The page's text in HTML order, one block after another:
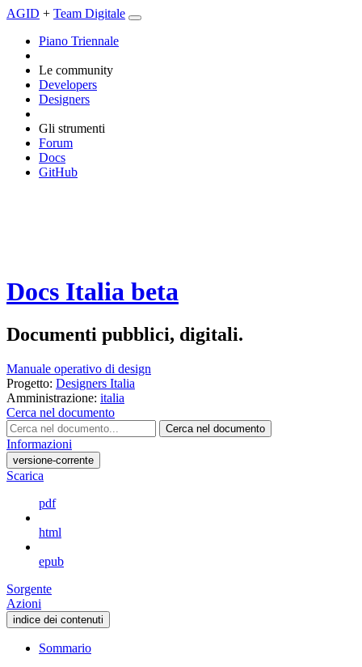
AGID + Team Digitale
Piano Triennale
Le community
Developers
Designers
Gli strumenti
Forum
Docs
GitHub
Docs Italia beta
Documenti pubblici, digitali.
Manuale operativo di design
Progetto: Designers Italia
Amministrazione: italia
Cerca nel documento
Cerca nel documento
Informazioni
versione-corrente
Scarica
pdf
html
epub
Sorgente
Azioni
indice dei contenuti
Sommario